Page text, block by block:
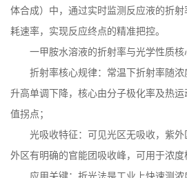
体合成）中，通过实时监测反应液的折
耗速率，实现反应终点的精准把控。
一甲胺水溶液的折射率与光学性质核
折射率核心规律：常温下折射率随
升高单调下降，核心由分子极化率及热
值拐点；
光吸收特征：可见光区无吸收，紫
外区有明确的官能团吸收峰，可用于浓度